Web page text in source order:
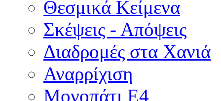
Θεσμικά Κείμενα
Σκέψεις - Απόψεις
Διαδρομές στα Χανιά
Αναρρίχιση
Μονοπάτι Ε4